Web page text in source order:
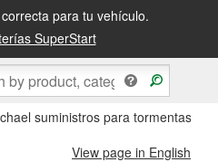
para tu vehículo.
SuperStart
suministros para tormentas de
View page in English